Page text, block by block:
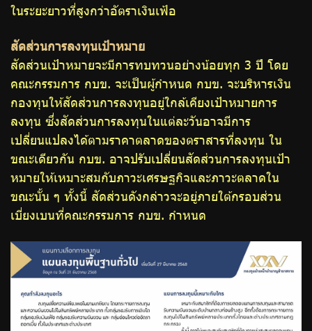
ในระยะยาวที่สูงกว่าอัตราเงินเฟ้อ
สัดส่วนการลงทุนเป้าหมาย
สัดส่วนเป้าหมายจะมีการทบทวนอย่างน้อยทุก 3 ปี โดย
คณะกรรมการ กบข. จะเป็นผู้กำหนด กบข. จะบริหารเงิน
กองทุนให้สัดส่วนการลงทุนอยู่ใกล้เคียงเป้าหมายการ
ลงทุน ซึ่งสัดส่วนการลงทุนในแต่ละวันอาจมีการ
เปลี่ยนแปลงได้ตามราคาตลาดของตราสารที่ลงทุน ใน
ขณะเดียวกัน กบข. อาจปรับเปลี่ยนสัดส่วนการลงทุนเป้า
หมายให้เหมาะสมกับภาวะเศรษฐกิจและภาวะตลาดใน
ขณะนั้น ๆ ทั้งนี้ สัดส่วนดังกล่าวจะอยู่ภายใต้กรอบส่วน
เบี่ยงเบนที่คณะกรรมการ กบข. กำหนด